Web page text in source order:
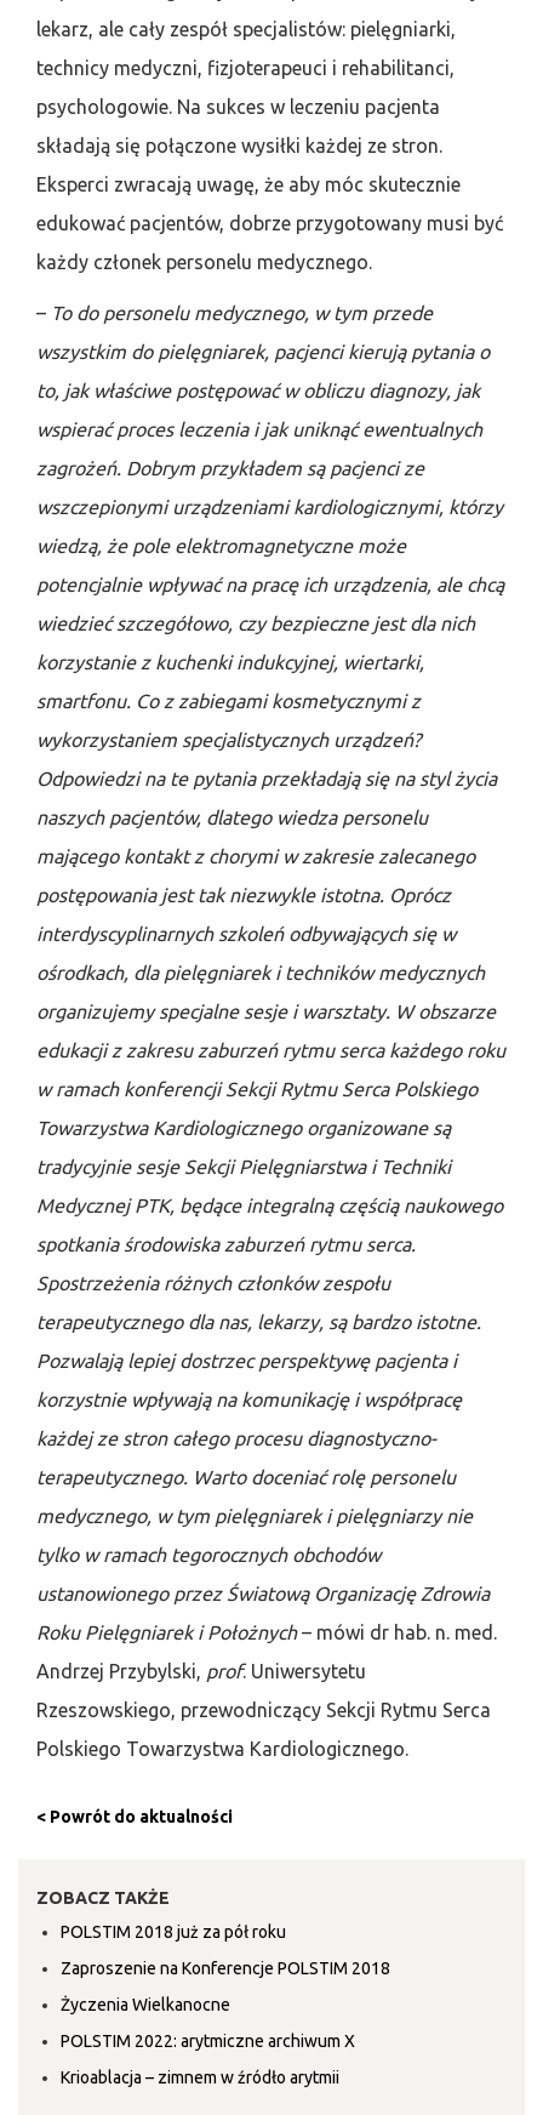
lekarz, ale cały zespół specjalistów: pielęgniarki,
technicy medyczni, fizjoterapeuci i rehabilitanci,
psychologowie. Na sukces w leczeniu pacjenta
składają się połączone wysiłki każdej ze stron.
Eksperci zwracają uwagę, że aby móc skutecznie
edukować pacjentów, dobrze przygotowany musi być
każdy członek personelu medycznego.
– To do personelu medycznego, w tym przede
wszystkim do pielęgniarek, pacjenci kierują pytania o
to, jak właściwe postępować w obliczu diagnozy, jak
wspierać proces leczenia i jak uniknąć ewentualnych
zagrożeń. Dobrym przykładem są pacjenci ze
wszczepionymi urządzeniami kardiologicznymi, którzy
wiedzą, że pole elektromagnetyczne może
potencjalnie wpływać na pracę ich urządzenia, ale chcą
wiedzieć szczegółowo, czy bezpieczne jest dla nich
korzystanie z kuchenki indukcyjnej, wiertarki,
smartfonu. Co z zabiegami kosmetycznymi z
wykorzystaniem specjalistycznych urządzeń?
Odpowiedzi na te pytania przekładają się na styl życia
naszych pacjentów, dlatego wiedza personelu
mającego kontakt z chorymi w zakresie zalecanego
postępowania jest tak niezwykle istotna. Oprócz
interdyscyplinarnych szkoleń odbywających się w
ośrodkach, dla pielęgniarek i techników medycznych
organizujemy specjalne sesje i warsztaty. W obszarze
edukacji z zakresu zaburzeń rytmu serca każdego roku
w ramach konferencji Sekcji Rytmu Serca Polskiego
Towarzystwa Kardiologicznego organizowane są
tradycyjnie sesje Sekcji Pielęgniarstwa i Techniki
Medycznej PTK, będące integralną częścią naukowego
spotkania środowiska zaburzeń rytmu serca.
Spostrzeżenia różnych członków zespołu
terapeutycznego dla nas, lekarzy, są bardzo istotne.
Pozwalają lepiej dostrzec perspektywę pacjenta i
korzystnie wpływają na komunikację i współpracę
każdej ze stron całego procesu diagnostyczno-
terapeutycznego. Warto doceniać rolę personelu
medycznego, w tym pielęgniarek i pielęgniarzy nie
tylko w ramach tegorocznych obchodów
ustanowionego przez Światową Organizację Zdrowia
Roku Pielęgniarek i Położnych– mówi dr hab. n. med.
Andrzej Przybylski, prof. Uniwersytetu
Rzeszowskiego, przewodniczący Sekcji Rytmu Serca
Polskiego Towarzystwa Kardiologicznego.
< Powrót do aktualności
ZOBACZ TAKŻE
POLSTIM 2018 już za pół roku
Zaproszenie na Konferencje POLSTIM 2018
Życzenia Wielkanocne
POLSTIM 2022: arytmiczne archiwum X
Krioablacja – zimnem w źródło arytmii